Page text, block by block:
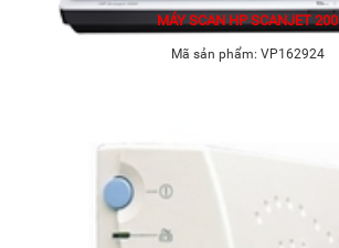
MÁY SCAN HP SCANJET 200
Mã sản phẩm: VP162924